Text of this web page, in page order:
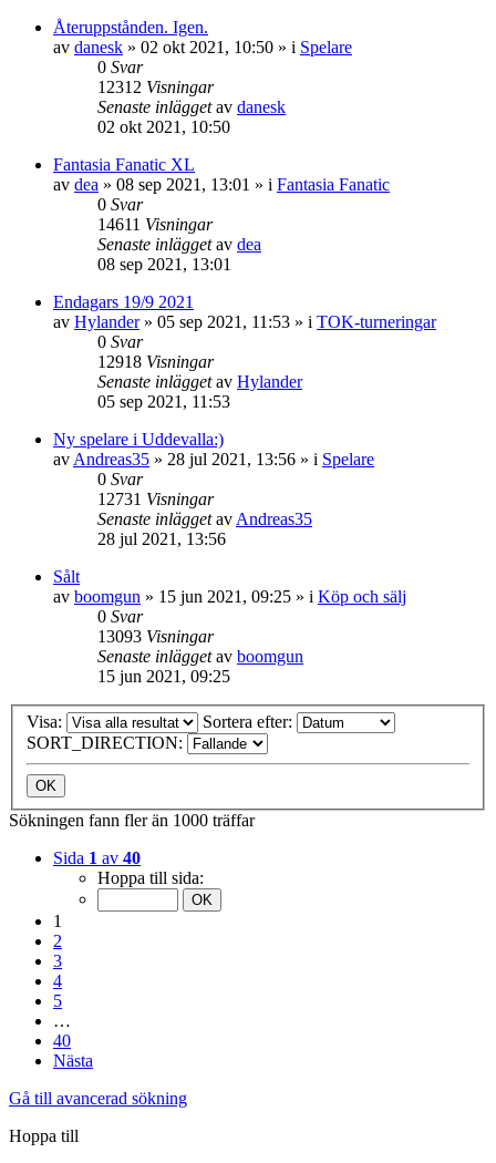
Återuppstånden. Igen.
av danesk » 02 okt 2021, 10:50 » i Spelare
0 Svar
12312 Visningar
Senaste inläggetav danesk
02 okt 2021, 10:50
Fantasia Fanatic XL
av dea » 08 sep 2021, 13:01 » i Fantasia Fanatic
0 Svar
14611 Visningar
Senaste inläggetav dea
08 sep 2021, 13:01
Endagars 19/9 2021
av Hylander» 05 sep 2021, 11:53 » i TOK-turneringar
0 Svar
12918 Visningar
Senaste inläggetav Hylander
05 sep 2021, 11:53
Ny spelare i Uddevalla:)
av Andreas35 » 28 jul 2021, 13:56 » i Spelare
0 Svar
12731 Visningar
Senaste inläggetav Andreas35
28 jul 2021, 13:56
Sålt
av boomgun » 15 jun 2021, 09:25 » i Köp och sälj
0 Svar
13093 Visningar
Senaste inläggetav boomgun
15 jun 2021, 09:25
Visa:
Sortera efter:
SORT_DIRECTION:
Sökningen fann fler än 1000 träffar
Sida 1 av 40
Hoppa till sida:
1
2
3
4
5
…
40
Nästa
Gå till avancerad sökning
Hoppa till